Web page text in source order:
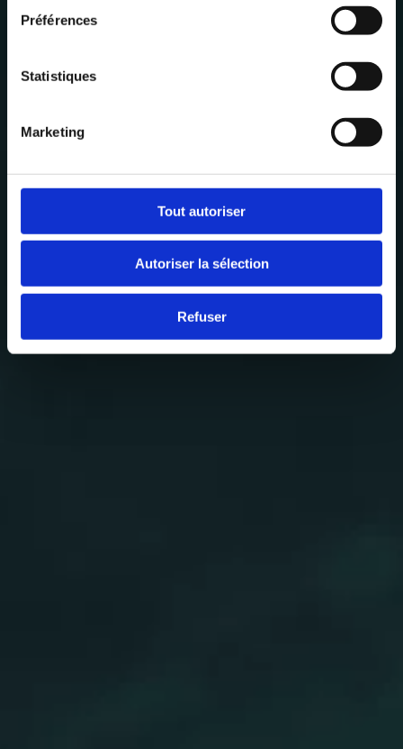
Préférences
Statistiques
Marketing
Tout autoriser
Autoriser la sélection
Refuser
Construction and
Rental Management:
End-to-End Support